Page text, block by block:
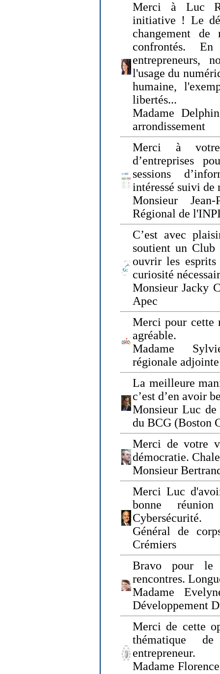
Merci à Luc
initiative ! Le
changement de
confrontés.
entrepreneurs,
l'usage du
humaine,
libertés...
Madame
arrondissement
Merci à
d’entreprises
sessions
intéressé suivi de
Monsieur
Régional de
C’est avec
soutient un Club
ouvrir les
curiosité
Monsieur Jacky
Apec
Merci pour cette
agréable.
Madame
régionale
La meilleure
c’est d’en avoir
Monsieur Luc de
du BCG (Boston
Merci de votre
démocratie.
Monsieur
Merci Luc
bonne
Cybersécurité.
Général de
Crémiers
Bravo pour le
rencontres.
Madame
Développement
Merci de cette
thématique
entrepreneur.
Madame